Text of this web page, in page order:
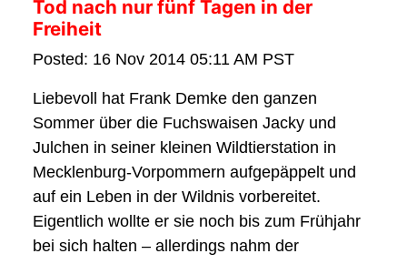
Tod nach nur fünf Tagen in der
Freiheit
Posted: 16 Nov 2014 05:11 AM PST
Liebevoll hat Frank Demke den ganzen
Sommer über die Fuchswaisen Jacky und
Julchen in seiner kleinen Wildtierstation in
Mecklenburg-Vorpommern aufgepäppelt und
auf ein Leben in der Wildnis vorbereitet.
Eigentlich wollte er sie noch bis zum Frühjahr
bei sich halten – allerdings nahm der